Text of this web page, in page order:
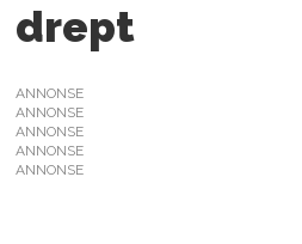
drept
ANNONSE
ANNONSE
ANNONSE
ANNONSE
ANNONSE